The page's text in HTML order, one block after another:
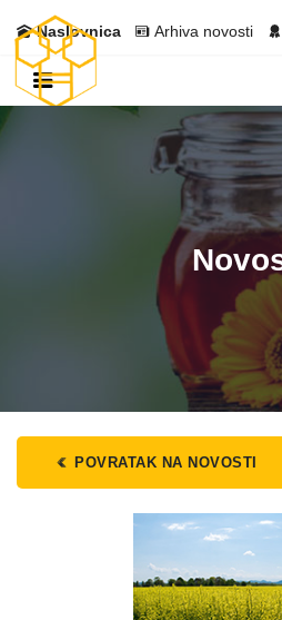
Naslovnica Arhiva novosti
POVRATAK NA NOVOSTI